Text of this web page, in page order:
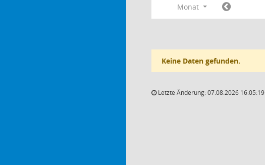
Monat
Keine Daten gefunden.
Letzte Änderung: 07.08.2026 16:05:19